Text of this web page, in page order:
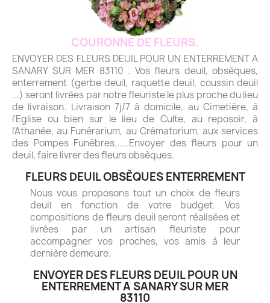
COURONNE DE FLEURS.
ENVOYER DES FLEURS DEUIL POUR UN ENTERREMENT A
SANARY SUR MER 83110 . Vos fleurs deuil, obsèques,
enterrement (gerbe deuil, raquette deuil, coussin deuil
...) seront livrées par notre fleuriste le plus proche du lieu
de livraison. Livraison 7j/7 à domicile, au Cimetière, à
l'Eglise ou bien sur le lieu de Culte, au reposoir, à
l'Athanée, au Funérarium, au Crématorium, aux services
des Pompes Funèbres......Envoyer des fleurs pour un
deuil, faire livrer des fleurs obsèques.
FLEURS DEUIL OBSÈQUES ENTERREMENT
Nous vous proposons tout un choix de fleurs
deuil en fonction de votre budget. Vos
compositions de fleurs deuil seront réalisées et
livrées par un artisan fleuriste pour
accompagner vos proches, vos amis à leur
dernière demeure.
ENVOYER DES FLEURS DEUIL POUR UN
ENTERREMENT A SANARY SUR MER
83110